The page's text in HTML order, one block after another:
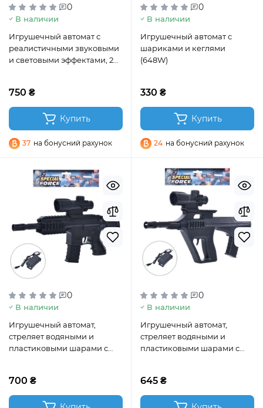
0
В наличии
Игрушечный автомат с
реалистичными звуковыми
и световыми эффектами, 2
750 ₴
Купить
37 на бонусний рахунок
0
В наличии
Игрушечный автомат с
шариками и кеглями
(648W)
330 ₴
Купить
24 на бонусний рахунок
0
В наличии
Игрушечный автомат,
стреляет водяными и
пластиковыми шарами с
700 ₴
0
В наличии
Игрушечный автомат,
стреляет водяными и
пластиковыми шарами с
645 ₴